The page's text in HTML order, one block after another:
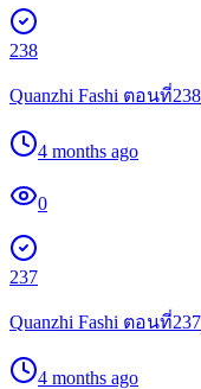
238
Quanzhi Fashi ตอนที่238
4 months ago
0
237
Quanzhi Fashi ตอนที่237
4 months ago